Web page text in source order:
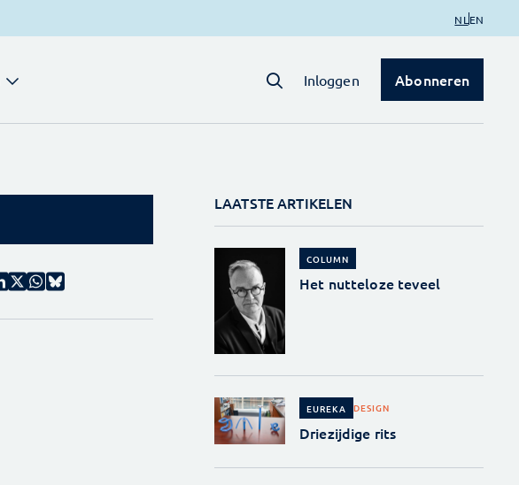
NL EN
Inloggen Abonneren
LAATSTE ARTIKELEN
COLUMN
Het nutteloze teveel
EUREKA DESIGN
Driezijdige rits